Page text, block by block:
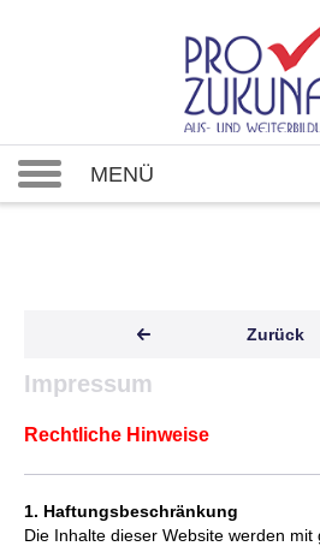
MENÜ
Zurück
Impressum
Rechtliche Hinweise
1. Haftungsbeschränkung
Die Inhalte dieser Website werden